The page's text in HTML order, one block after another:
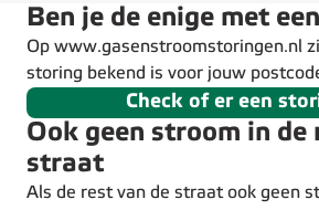
Ben je de enige met
Op www.gasenstroomstoringen.nl
storing bekend is voor jouw
Check of er een
Ook geen stroom in de
straat
Als de rest van de straat ook geen